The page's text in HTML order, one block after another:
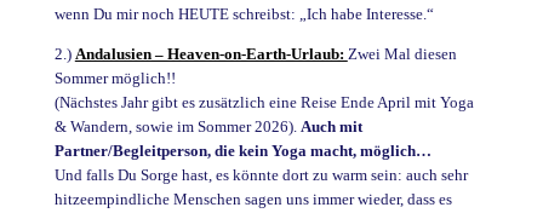
wenn Du mir noch HEUTE schreibst: „Ich habe Interesse.“
2.) Andalusien – Heaven-on-Earth-Urlaub: Zwei Mal diesen
Sommer möglich!!
(Nächstes Jahr gibt es zusätzlich eine Reise Ende April mit Yoga
& Wandern, sowie im Sommer 2026). Auch mit
Partner/Begleitperson, die kein Yoga macht, möglich…
Und falls Du Sorge hast, es könnte dort zu warm sein: auch sehr
hitzeempindliche Menschen sagen uns immer wieder, dass es